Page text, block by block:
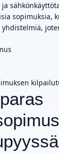
sopimuksia,
yhdistelmiä,